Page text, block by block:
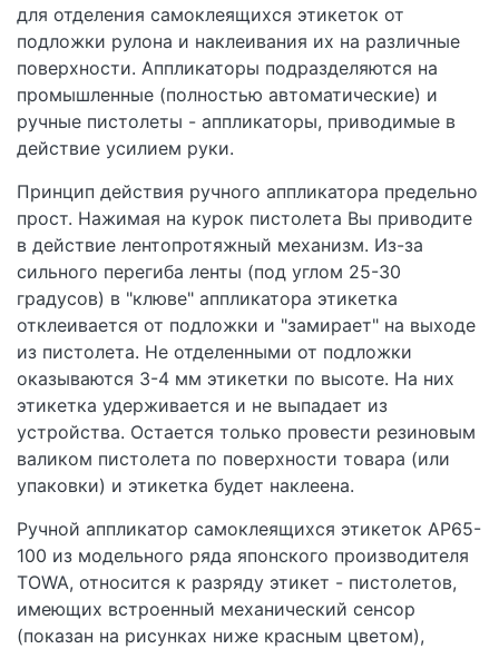
для отделения самоклеящихся этикеток от
подложки рулона и наклеивания их на различные
поверхности. Аппликаторы подразделяются на
промышленные (полностью автоматические) и
ручные пистолеты - аппликаторы, приводимые в
действие усилием руки.
Принцип действия ручного аппликатора предельно
прост. Нажимая на курок пистолета Вы приводите
в действие лентопротяжный механизм. Из-за
сильного перегиба ленты (под углом 25-30
градусов) в "клюве" аппликатора этикетка
отклеивается от подложки и "замирает" на выходе
из пистолета. Не отделенными от подложки
оказываются 3-4 мм этикетки по высоте. На них
этикетка удерживается и не выпадает из
устройства. Остается только провести резиновым
валиком пистолета по поверхности товара (или
упаковки) и этикетка будет наклеена.
Ручной аппликатор самоклеящихся этикеток AP65-
100 из модельного ряда японского производителя
TOWA, относится к разряду этикет - пистолетов,
имеющих встроенный механический сенсор
(показан на рисунках ниже красным цветом),